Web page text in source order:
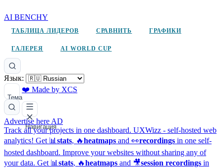
AI BENCHY
ТАБЛИЦА ЛИДЕРОВ СРАВНИТЬ ГРАФИКИ
ГАЛЕРЕЯ AI WORLD CUP
Язык:
Тема
❤️ Made by XCS
Навигация
Advertise here AD
Track all your projects in one dashboard. UXWizz - self-hosted web
analytics! Get 📊 stats, 🔥heatmaps and 👀recordings in one self-
hosted dashboard. Improve your websites without sharing any of
your data. Get 📊 stats, 🔥heatmaps and 🎥session recordings in